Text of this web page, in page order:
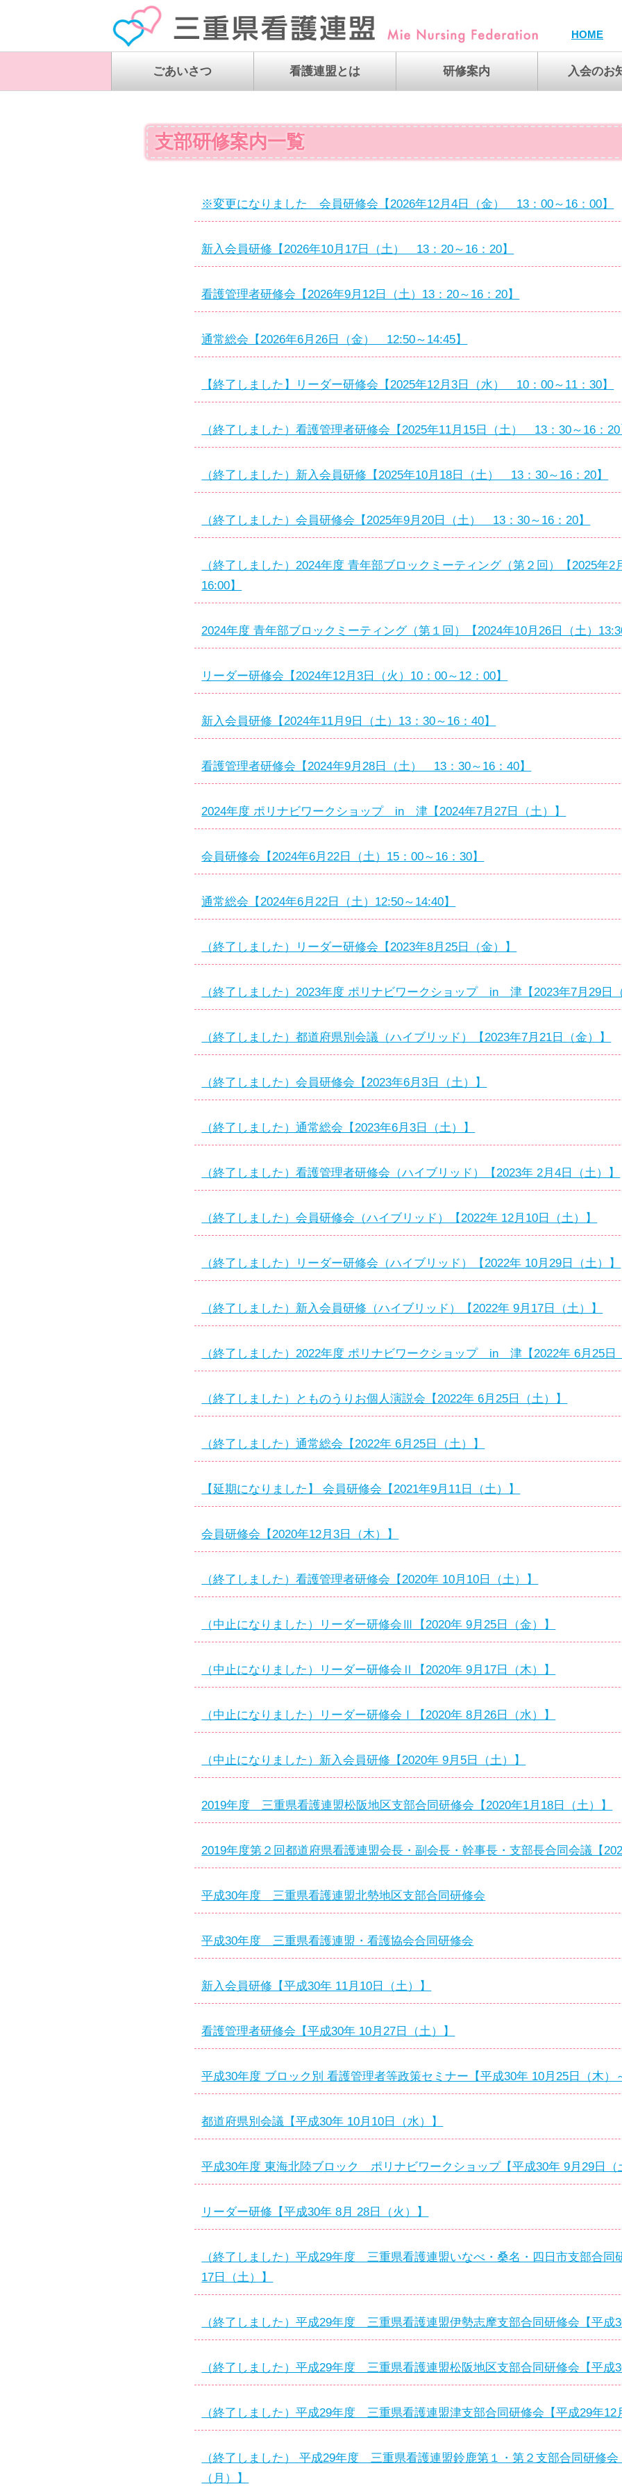
HOME
ごあいさつ 看護連盟とは 研修案内 入会のお
支部研修案内一覧
※変更になりました 会員研修会【2026年12月4日（金） 13：00～16：00】
新入会員研修【2026年10月17日（土） 13：20～16：20】
看護管理者研修会【2026年9月12日（土）13：20～16：20】
通常総会【2026年6月26日（金） 12:50～14:45】
【終了しました】リーダー研修会【2025年12月3日（水） 10：00～11：30】
（終了しました）看護管理者研修会【2025年11月15日（土） 13：30～16：
（終了しました）新入会員研修【2025年10月18日（土） 13：30～16：20】
（終了しました）会員研修会【2025年9月20日（土） 13：30～16：20】
（終了しました）2024年度 青年部ブロックミーティング（第２回）【2025年2
16:00】
2024年度 青年部ブロックミーティング（第１回）【2024年10月26日（土）
リーダー研修会【2024年12月3日（火）10：00～12：00】
新入会員研修【2024年11月9日（土）13：30～16：40】
看護管理者研修会【2024年9月28日（土） 13：30～16：40】
2024年度 ポリナビワークショップ in 津【2024年7月27日（土）】
会員研修会【2024年6月22日（土）15：00～16：30】
通常総会【2024年6月22日（土）12:50～14:40】
（終了しました）リーダー研修会【2023年8月25日（金）】
（終了しました）2023年度 ポリナビワークショップ in 津【2023年7月29日
（終了しました）都道府県別会議（ハイブリッド）【2023年7月21日（金）】
（終了しました）会員研修会【2023年6月3日（土）】
（終了しました）通常総会【2023年6月3日（土）】
（終了しました）看護管理者研修会（ハイブリッド）【2023年 2月4日（土）】
（終了しました）会員研修会（ハイブリッド）【2022年 12月10日（土）】
（終了しました）リーダー研修会（ハイブリッド）【2022年 10月29日（土）】
（終了しました）新入会員研修（ハイブリッド）【2022年 9月17日（土）】
（終了しました）2022年度 ポリナビワークショップ in 津【2022年 6月25日
（終了しました）とものうりお個人演説会【2022年 6月25日（土）】
（終了しました）通常総会【2022年 6月25日（土）】
【延期になりました】 会員研修会【2021年9月11日（土）】
会員研修会【2020年12月3日（木）】
（終了しました）看護管理者研修会【2020年 10月10日（土）】
（中止になりました）リーダー研修会Ⅲ【2020年 9月25日（金）】
（中止になりました）リーダー研修会Ⅱ【2020年 9月17日（木）】
（中止になりました）リーダー研修会Ⅰ【2020年 8月26日（水）】
（中止になりました）新入会員研修【2020年 9月5日（土）】
2019年度 三重県看護連盟松阪地区支部合同研修会【2020年1月18日（土）】
2019年度第２回都道府県看護連盟会長・副会長・幹事長・支部長合同会議【
平成30年度 三重県看護連盟北勢地区支部合同研修会
平成30年度 三重県看護連盟・看護協会合同研修会
新入会員研修【平成30年 11月10日（土）】
看護管理者研修会【平成30年 10月27日（土）】
平成30年度 ブロック別 看護管理者等政策セミナー【平成30年 10月25日（木）
都道府県別会議【平成30年 10月10日（水）】
平成30年度 東海北陸ブロック ポリナビワークショップ【平成30年 9月29日（
リーダー研修【平成30年 8月 28日（火）】
（終了しました）平成29年度 三重県看護連盟いなべ・桑名・四日市支部合同
17日（土）】
（終了しました）平成29年度 三重県看護連盟伊勢志摩支部合同研修会【平成
（終了しました）平成29年度 三重県看護連盟松阪地区支部合同研修会【平成
（終了しました）平成29年度 三重県看護連盟津支部合同研修会【平成29年12
（終了しました） 平成29年度 三重県看護連盟鈴鹿第１・第２支部合同研修会
（月）】